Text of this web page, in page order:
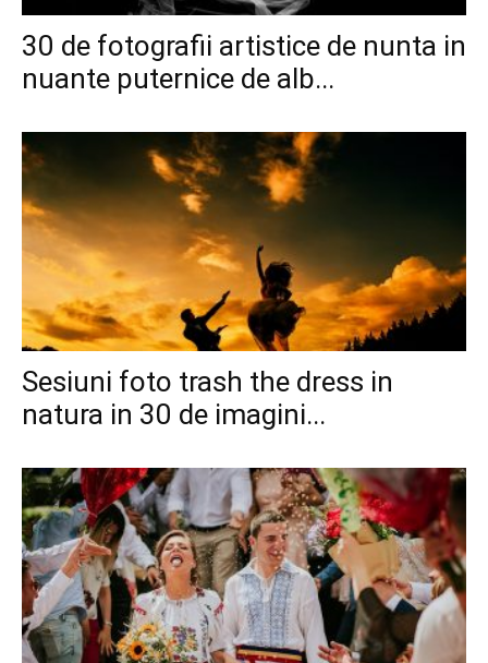
30 de fotografii artistice de nunta in
nuante puternice de alb...
Sesiuni foto trash the dress in
natura in 30 de imagini...